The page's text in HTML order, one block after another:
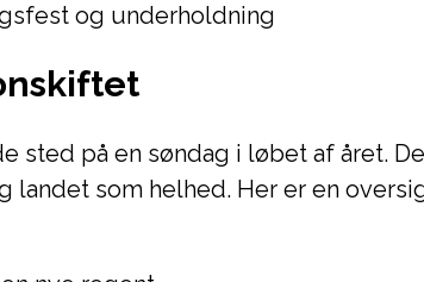
og underholdning
sted på en søndag i løbet af året.
landet som helhed. Her er en